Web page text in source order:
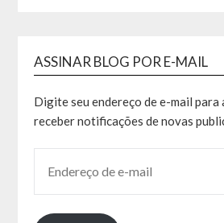
ASSINAR BLOG POR E-MAIL
Digite seu endereço de e-mail para
receber notificações de novas